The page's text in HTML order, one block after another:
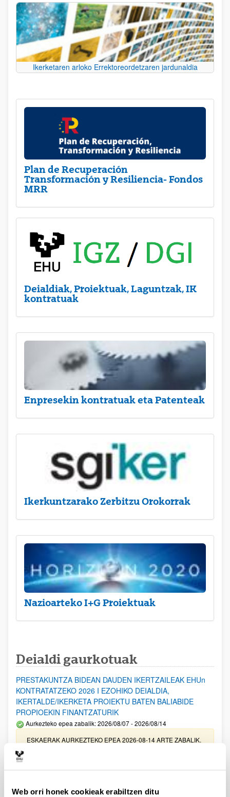
Web orri honek cookieak erabiltzen ditu
Ikerketaren arloko Errektoreordetzaren jardunaldia
Plan de Recuperación
Transformación y Resiliencia- Fondos
MRR
Deialdiak, Proiektuak, Laguntzak, IK
kontratuak
Enpresekin kontratuak eta Patenteak
Ikerkuntzarako Zerbitzu Orokorrak
Nazioarteko I+G Proiektuak
Deialdi gaurkotuak
PRESTAKUNTZA BIDEAN DAUDEN IKERTZAILEAK EHUn
KONTRATATZEKO 2026 I EZOHIKO DEIALDIA,
IKERTALDE/IKERKETA PROIEKTU BATEN BALIABIDE
PROPIOEKIN FINANTZATURIK
Aurkezteko epea zabalik: 2026/08/07 - 2026/08/14
ESKAERAK AURKEZTEKO EPEA 2026-08-14 ARTE ZABALIK.
UPV/EHUn Azpiegitura Zientifikoa eta Funts Bibliografikoak